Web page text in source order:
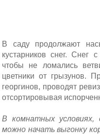
В саду продолжают
кустарников снег. Снег
чтобы не ломались
цветники от грызунов.
георгинов, проводят
отсортировывая
В комнатных
можно начать выгонку